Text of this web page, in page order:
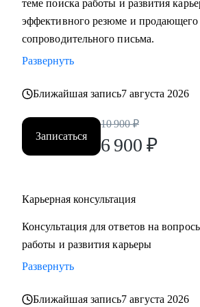
• Составить «продающее» резюме
формата
• Выбрать между несколькими
Кому могу помочь:
Руководителям и специалистам из сфер
сервисов и из госструктур по
• Административный блок (финансы,
ОТиТБ, СБ, ПТО, АХО, GR,
договорная работа)
• Производственно-технический блок,
теме поиска работы и развития
эффективного резюме и продающего
сопроводительного письма.
Развернуть
Ближайшая запись7 августа 2026
Записаться
10 900 ₽
6 900 ₽
Карьерная консультация
Консультация для ответов на
работы и развития карьеры
Развернуть
Ближайшая запись7 августа 2026